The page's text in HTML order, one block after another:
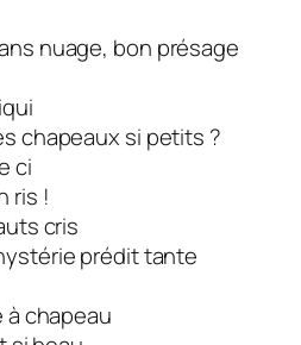
bon présage
chapeaux si petits ?
ci
ris !
cris
prédit tante
à chapeau